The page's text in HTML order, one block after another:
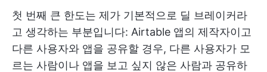
첫 번째 큰 한도는 제가 기본적으로 딜 브레이커라
고 생각하는 부분입니다: Airtable 앱의 제작자이고
다른 사용자와 앱을 공유할 경우, 다른 사용자가 모
르는 사람이나 앱을 보고 싶지 않은 사람과 공유하